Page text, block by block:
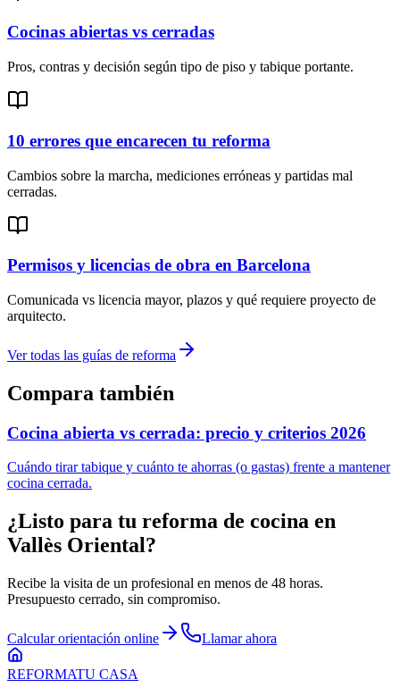
Cocinas abiertas vs cerradas
Pros, contras y decisión según tipo de piso y tabique portante.
10 errores que encarecen tu reforma
Cambios sobre la marcha, mediciones erróneas y partidas mal
cerradas.
Permisos y licencias de obra en Barcelona
Comunicada vs licencia mayor, plazos y qué requiere proyecto de
arquitecto.
Ver todas las guías de reforma
Compara también
Cocina abierta vs cerrada: precio y criterios 2026
Cuándo tirar tabique y cuánto te ahorras (o gastas) frente a mantener
cocina cerrada.
¿Listo para tu reforma de cocina en
Vallès Oriental?
Recibe la visita de un profesional en menos de 48 horas.
Presupuesto cerrado, sin compromiso.
Calcular orientación online Llamar ahora
REFORMATU CASA